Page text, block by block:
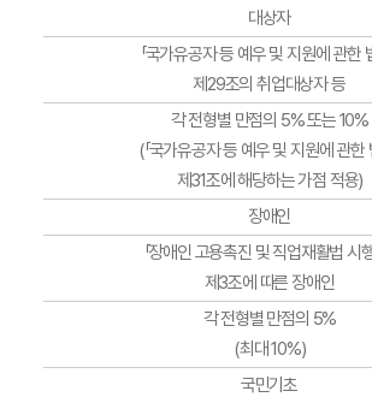
대상자
「국가유공자 등 예우 및 지원에 관한
제29조의 취업대상자 등
각 전형별 만점의 5% 또는 10%
(「국가유공자 등 예우 및 지원에 관한
제31조에 해당하는 가점 적용)
장애인
「장애인 고용촉진 및 직업재활법 시행
제3조에 따른 장애인
각 전형별 만점의 5%
(최대 10%)
국민기초